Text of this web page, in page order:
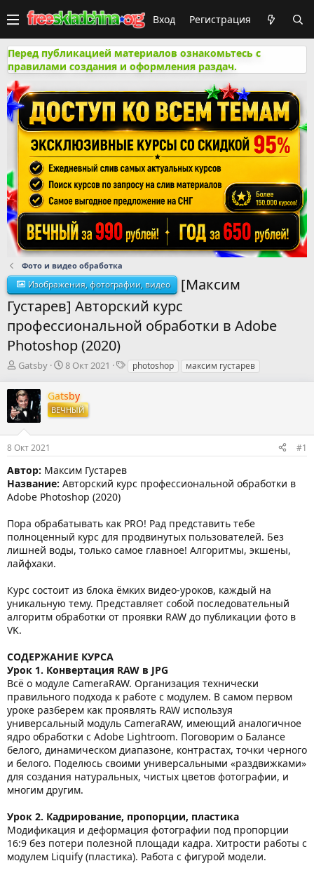
Вход Регистрация
Перед публикацией материалов ознакомьтесь с
правилами создания и оформления раздач.
Фото и видео обработка
Изображения, фотографии, видео
[Максим
Густарев] Авторский курс
профессиональной обработки в Adobe
Photoshop (2020)
А
т
о
р
м
ы
Gatsby
Д
т
а
н
а
л
а
8 Окт 2021
Тphotoshop максим густарев
Gatsby
ВЕЧНЫЙ
8 Окт 2021 #1
Автор: Максим Густарев
Название: Авторский курс профессиональной обработки в
Adobe Photoshop (2020)
Пора обрабатывать как PRO! Рад представить тебе
полноценный курс для продвинутых пользователей. Без
лишней воды, только самое главное! Алгоритмы, экшены,
лайфхаки.
Курс состоит из блока ёмких видео-уроков, каждый на
уникальную тему. Представляет собой последовательный
алгоритм обработки от проявки RAW до публикации фото в
VK.
СОДЕРЖАНИЕ КУРСА
Урок 1. Конвертация RAW в JPG
Всё о модуле CameraRAW. Организация технически
правильного подхода к работе с модулем. В самом первом
уроке разберем как проявлять RAW используя
универсальный модуль CameraRAW, имеющий аналогичное
ядро обработки с Adobe Lightroom. Поговорим о Балансе
белого, динамическом диапазоне, контрастах, точки черного
и белого. Поделюсь своими универсальными «раздвижками»
для создания натуральных, чистых цветов фотографии, и
многим другим.
Урок 2. Кадрирование, пропорции, пластика
Модификация и деформация фотографии под пропорции
16:9 без потери полезной площади кадра. Хитрости работы с
модулем Liquify (пластика). Работа с фигурой модели.